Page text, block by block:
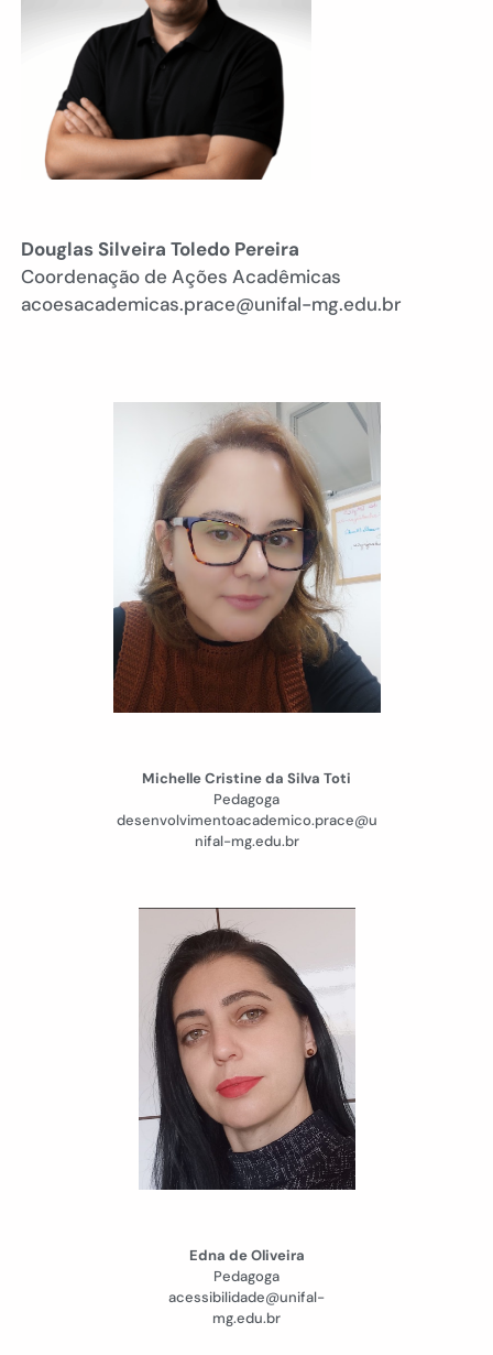
Douglas Silveira Toledo Pereira
Coordenação de Ações Acadêmicas
acoesacademicas.prace@unifal-mg.edu.br
Michelle Cristine da Silva Toti
Pedagoga
desenvolvimentoacademico.prace@u
nifal-mg.edu.br
Edna de Oliveira
Pedagoga
acessibilidade@unifal-
mg.edu.br